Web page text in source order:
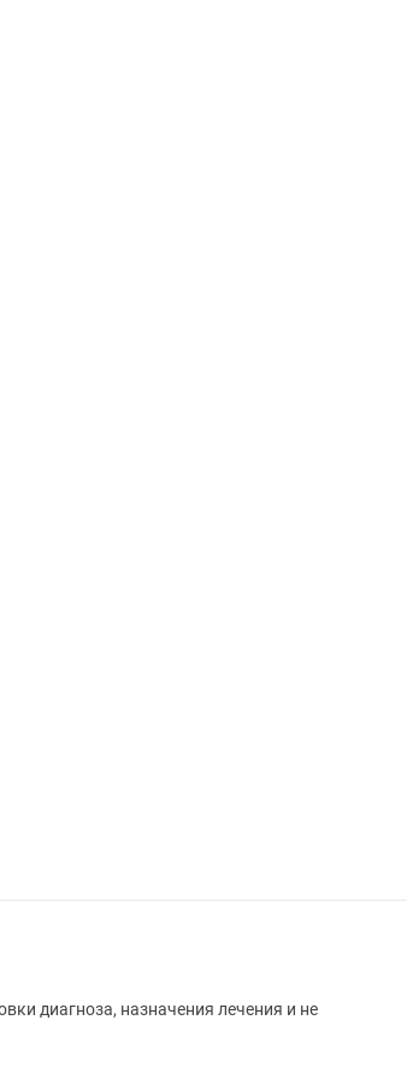
диагноза, назначения лечения и не